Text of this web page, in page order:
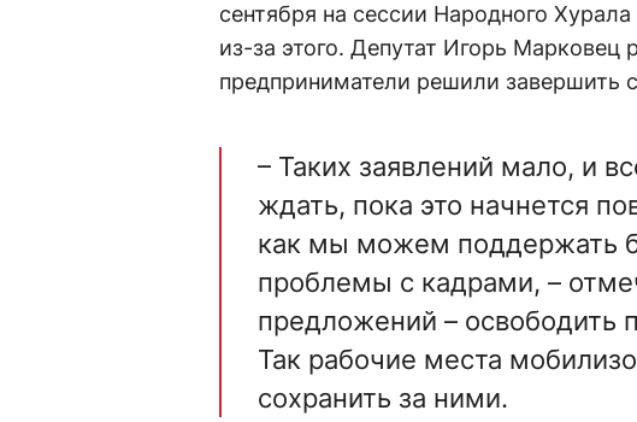
сентября на сессии Народного
из-за этого. Депутат Игорь Марковец
предприниматели решили завершить
– Таких заявлений мало, и
ждать, пока это начнется
как мы можем поддержать
проблемы с кадрами, –
предложений – освободить
Так рабочие места
сохранить за ними.